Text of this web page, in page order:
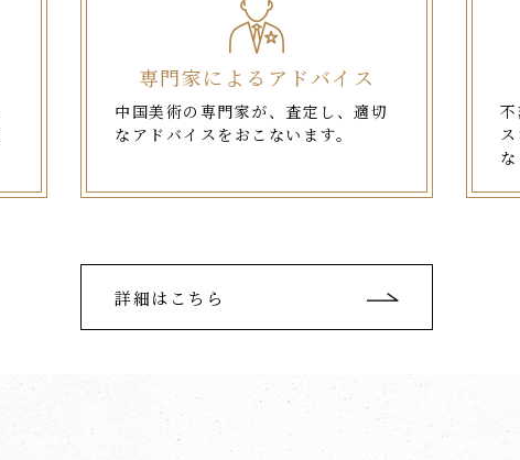
専門家によるアドバイス
中国美術の専門家が、査定し、適切
なアドバイスをおこないます。
詳細はこちら